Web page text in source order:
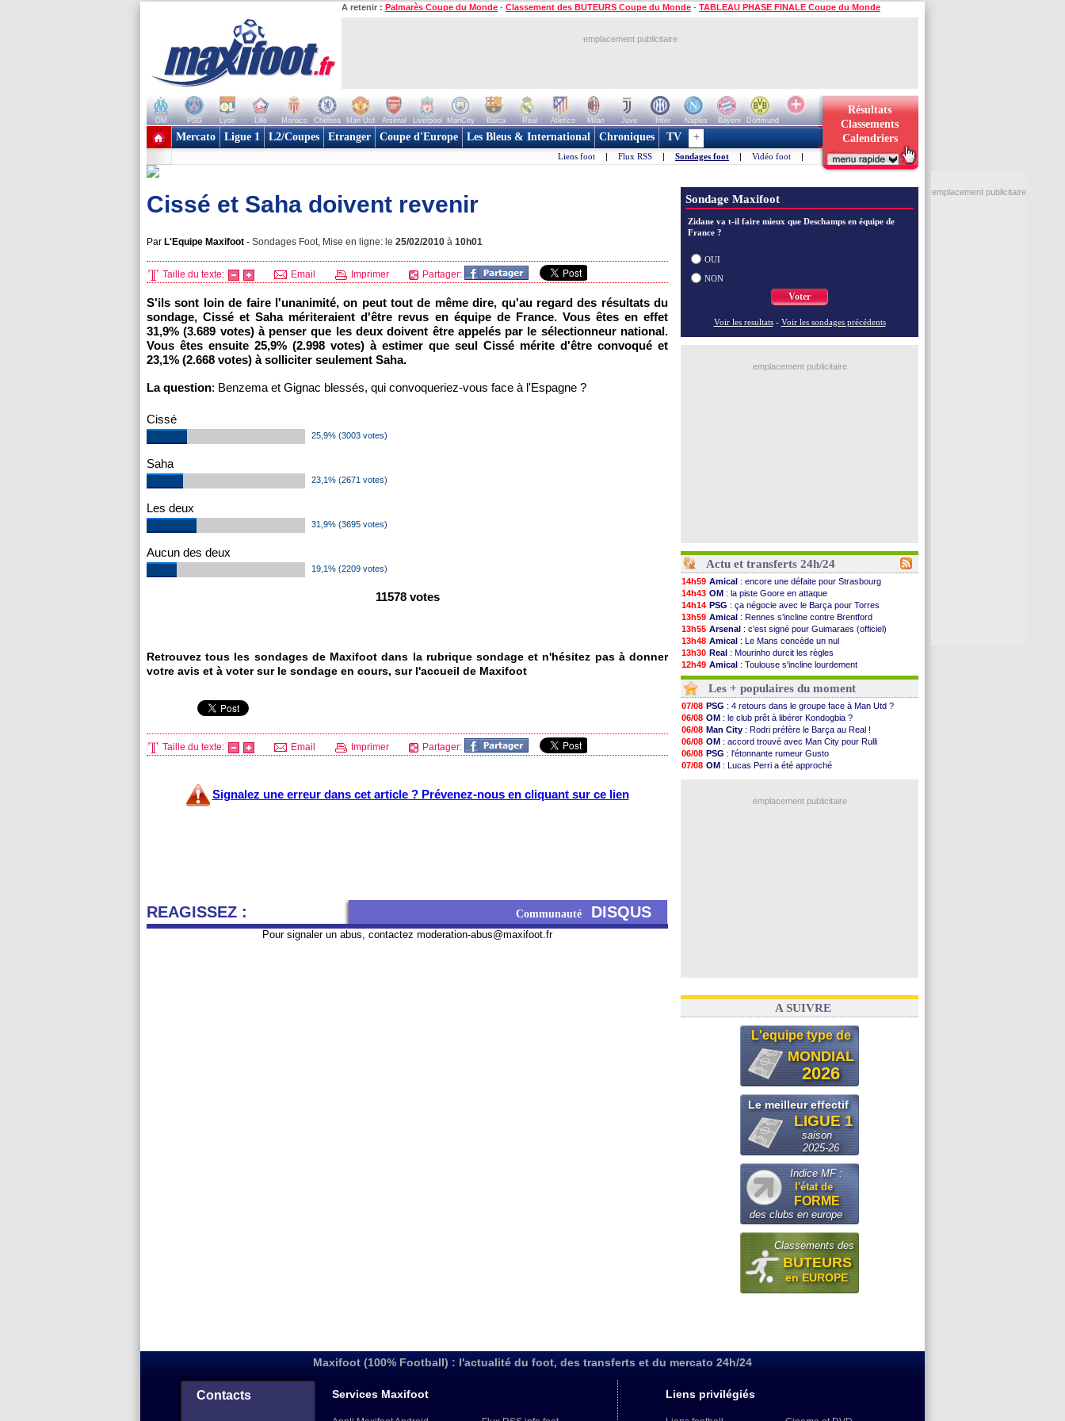
A retenir : Palmarès Coupe du Monde - Classement des BUTEURS Coupe du Monde - TABLEAU PHASE FINALE Coupe du Monde
emplacement publicitaire
OM PSG Lyon Lille Monaco Chelsea Man Utd Arsenal Liverpool ManCity Barca Real Atletico Milan Juve Inter Naples Bayern
Dortmund
+ de clubs
Résultats
Classements
Calendriers
Mercato Ligue 1 L2/Coupes Etranger Coupe d'Europe Les Bleus & International Chroniques TV +
Liens foot | Flux RSS | Sondages foot | Vidéo foot |
Cissé et Saha doivent revenir
Par L'Equipe Maxifoot - Sondages Foot, Mise en ligne: le 25/02/2010 à 10h01
Taille du texte: Email Imprimer Partager:
S'ils sont loin de faire l'unanimité, on peut tout de même dire, qu'au regard des résultats du
sondage, Cissé et Saha mériteraient d'être revus en équipe de France. Vous êtes en effet
31,9% (3.689 votes) à penser que les deux doivent être appelés par le sélectionneur national.
Vous êtes ensuite 25,9% (2.998 votes) à estimer que seul Cissé mérite d'être convoqué et
23,1% (2.668 votes) à solliciter seulement Saha.
La question: Benzema et Gignac blessés, qui convoqueriez-vous face à l'Espagne ?
Cissé
25,9% (3003 votes)
Saha
23,1% (2671 votes)
Les deux
31,9% (3695 votes)
Aucun des deux
19,1% (2209 votes)
11578 votes
Retrouvez tous les sondages de Maxifoot dans la rubrique sondage et n'hésitez pas à donner
votre avis et à voter sur le sondage en cours, sur l'accueil de Maxifoot
Taille du texte: Email Imprimer Partager:
Signalez une erreur dans cet article ? Prévenez-nous en cliquant sur ce lien
REAGISSEZ : Communauté DISQUS
Pour signaler un abus, contactez moderation-abus@maxifoot.fr
Sondage Maxifoot
Zidane va t-il faire mieux que Deschamps en équipe de
France ?
OUI
NON
Voter
Voir les resultats - Voir les sondages précédents
emplacement publicitaire
Actu et transferts 24h/24
14h59 Amical : encore une défaite pour Strasbourg
14h43 OM : la piste Goore en attaque
14h14 PSG : ça négocie avec le Barça pour Torres
13h59 Amical : Rennes s'incline contre Brentford
13h55 Arsenal : c'est signé pour Guimaraes (officiel)
13h48 Amical : Le Mans concède un nul
13h30 Real : Mourinho durcit les règles
12h49 Amical : Toulouse s'incline lourdement
12h22 OM: Benatia et la "médiocrité" dans le club
12h00
Newcastle: Guimarães, le club se défend
11h46 L2: la 1ère journée à suivre en DIRECT !
11h20
PSG : une deuxième offre pour Suzuki
10h49
PSG: le groupe pour le match face à Man Utd
10h32
OM : le jour où tout a basculé pour Benatia
10h10
Heracles: Reine-Adélaïde, le sort s'acharne...
09h49
Monaco: Mawissa a gravement blessé Uche
09h35
OM : accord avec la Real Sociedad pour Aguerd
: le groupe pour défier le PSG
Les + populaires du moment
07/08 PSG : 4 retours dans le groupe face à Man Utd ?
06/08 OM : le club prêt à libérer Kondogbia ?
06/08 Man City : Rodri préfère le Barça au Real !
06/08 OM : accord trouvé avec Man City pour Rulli
06/08 PSG : l'étonnante rumeur Gusto
07/08 OM : Lucas Perri a été approché
emplacement publicitaire
A SUIVRE
L'equipe type de
MONDIAL
2026
Le meilleur effectif
LIGUE 1
saison
2025-26
Indice MF :
l'état de
FORME
des clubs en europe
Classements des
BUTEURS
en EUROPE
emplacement publicitaire
Maxifoot (100% Football) : l'actualité du foot, des transferts et du mercato 24h/24
Contacts Services Maxifoot Liens privilégiés